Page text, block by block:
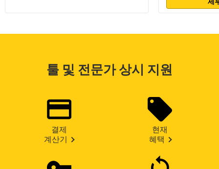
툴 및 전문가 상시 지원
결제
계산기
현재
혜택